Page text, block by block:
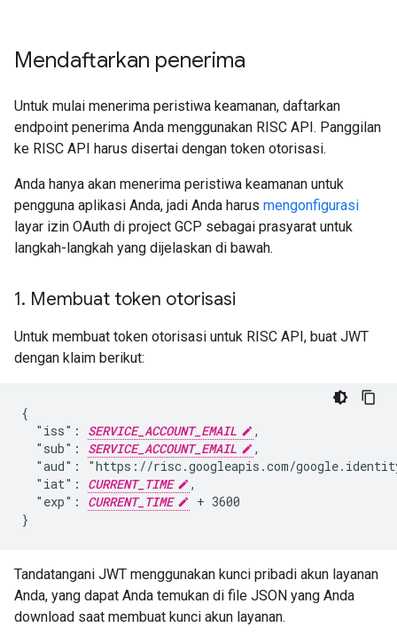
Mendaftarkan penerima
Untuk mulai menerima peristiwa keamanan, daftarkan
endpoint penerima Anda menggunakan RISC API. Panggilan
ke RISC API harus disertai dengan token otorisasi.
Anda hanya akan menerima peristiwa keamanan untuk
pengguna aplikasi Anda, jadi Anda harus mengonfigurasi
layar izin OAuth di project GCP sebagai prasyarat untuk
langkah-langkah yang dijelaskan di bawah.
1. Membuat token otorisasi
Untuk membuat token otorisasi untuk RISC API, buat JWT
dengan klaim berikut:
{
  "iss":
SERVICE_ACCOUNT_EMAIL
,
  "sub":
SERVICE_ACCOUNT_EMAIL
,
"aud": "https://risc.googleapis.com/
  "iat":
CURRENT_TIME
,
  "exp":
CURRENT_TIME
+ 3600
}
Tandatangani JWT menggunakan kunci pribadi akun layanan
Anda, yang dapat Anda temukan di file JSON yang Anda
download saat membuat kunci akun layanan.